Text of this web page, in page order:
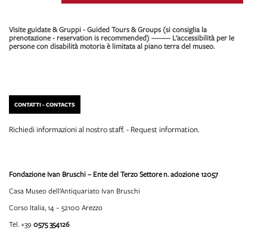
Visite guidate & Gruppi - Guided Tours & Groups (si consiglia la
prenotazione - reservation is recommended) -------- L'accessibilità per le
persone con disabilità motoria è limitata al piano terra del museo.
CONTATTI - CONTACTS
Richiedi informazioni al nostro staff. - Request information.
Fondazione Ivan Bruschi – Ente del Terzo Settoren. adozione 12057
Casa Museo dell’Antiquariato Ivan Bruschi
Corso Italia, 14 – 52100 Arezzo
Tel. +39 0575 354126